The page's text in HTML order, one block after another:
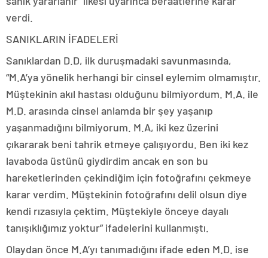
verdi.
SANIKLARIN İFADELERİ
Sanıklardan D.D, ilk duruşmadaki savunmasında,
“M.A’ya yönelik herhangi bir cinsel eylemim olmamıştır.
Müştekinin akıl hastası olduğunu bilmiyordum. M.A. ile
M.D. arasında cinsel anlamda bir şey yaşanıp
yaşanmadığını bilmiyorum. M.A, iki kez üzerini
çıkararak beni tahrik etmeye çalışıyordu. Ben iki kez
lavaboda üstünü giydirdim ancak en son bu
hareketlerinden çekindiğim için fotoğrafını çekmeye
karar verdim. Müştekinin fotoğrafını delil olsun diye
kendi rızasıyla çektim. Müştekiyle önceye dayalı
tanışıklığımız yoktur” ifadelerini kullanmıştı.
Olaydan önce M.A’yı tanımadığını ifade eden M.D. ise